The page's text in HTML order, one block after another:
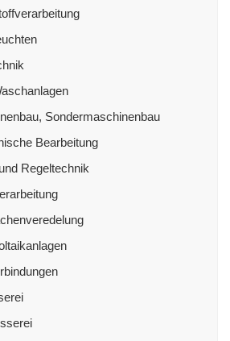
Sondermaschinenbau
Bearbeitung
Regeltechnik